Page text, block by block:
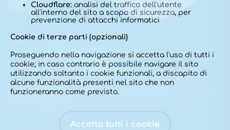
Cloudflare: analisi del traffico dell'utente
all'interno del sito a scopo di sicurezza, per
prevenzione di attacchi informatici
Cookie di terze parti (opzionali)
Proseguendo nella navigazione si accetta l'uso di tutti i
cookie; in caso contrario è possibile navigare il sito
utilizzando soltanto i cookie funzionali, a discapito di
alcune funzionalità presenti nel sito che non
funzioneranno come previsto.
Accetta tutti i cookie
Prenota
Copyright Dott. Alessio Russo 2025. Tutti i diritti
Sviluppo del sito:simonefranco.net